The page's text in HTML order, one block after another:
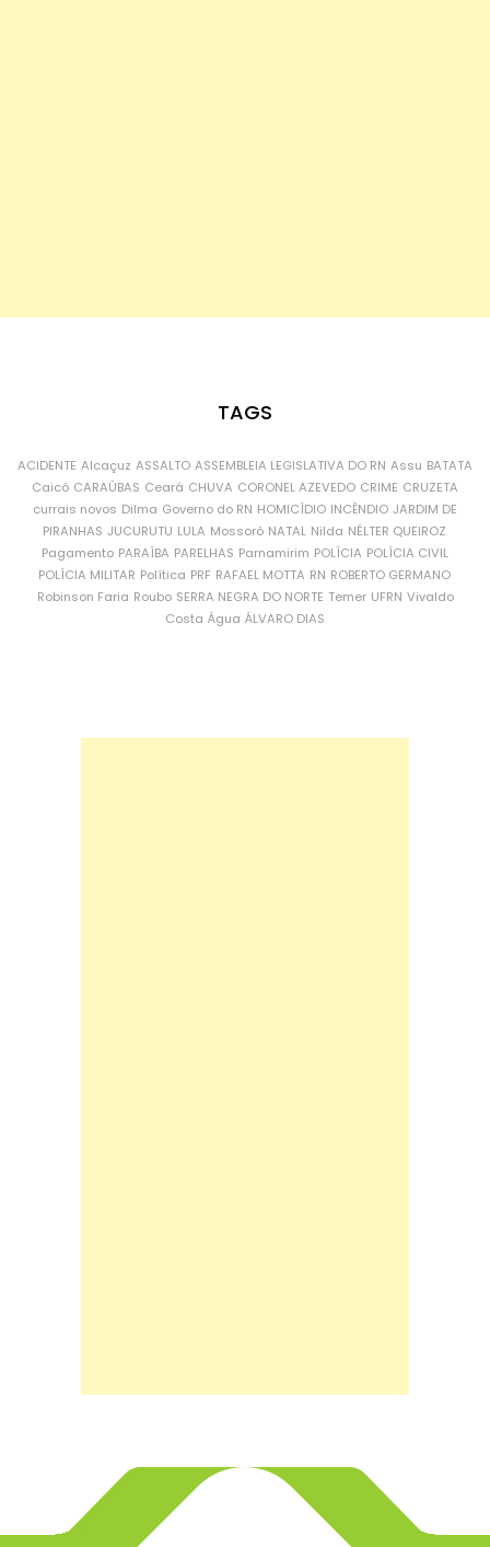
TAGS
ACIDENTE Alcaçuz ASSALTO ASSEMBLEIA LEGISLATIVA DO RN Assu BATATA
Caicó CARAÚBAS Ceará CHUVA CORONEL AZEVEDO CRIME CRUZETA
currais novos Dilma Governo do RN HOMICÍDIO INCÊNDIO JARDIM DE
PIRANHAS JUCURUTU LULA Mossoró NATAL Nilda NÉLTER QUEIROZ
Pagamento PARAÍBA PARELHAS Parnamirim POLÍCIA POLÍCIA CIVIL
POLÍCIA MILITAR Política PRF RAFAEL MOTTA RN ROBERTO GERMANO
Robinson Faria Roubo SERRA NEGRA DO NORTE Temer UFRN Vivaldo
Costa Água ÁLVARO DIAS